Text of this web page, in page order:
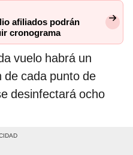
afiliados podrán
cronograma
vuelo habrá un
de cada punto de
desinfectará ocho